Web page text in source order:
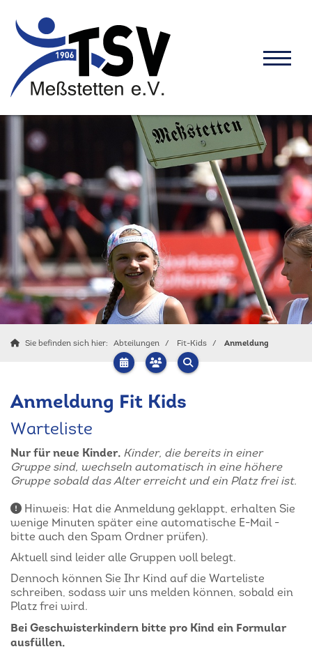
Sie befinden sich hier: Abteilungen Fit-Kids Anmeldung
Anmeldung Fit Kids
Warteliste
Nur für neue Kinder. Kinder, die bereits in einer
Gruppe sind, wechseln automatisch in eine höhere
Gruppe sobald das Alter erreicht und ein Platz frei ist.
Hinweis: Hat die Anmeldung geklappt, erhalten Sie
wenige Minuten später eine automatische E-Mail -
bitte auch den Spam Ordner prüfen).
Aktuell sind leider alle Gruppen voll belegt.
Dennoch können Sie Ihr Kind auf die Warteliste
schreiben, sodass wir uns melden können, sobald ein
Platz frei wird.
Bei Geschwisterkindern bitte pro Kind ein Formular
ausfüllen.